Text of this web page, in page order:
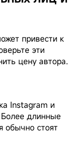
привести к
эти
цену автора.
Instagram и
Более длинные
обычно стоят